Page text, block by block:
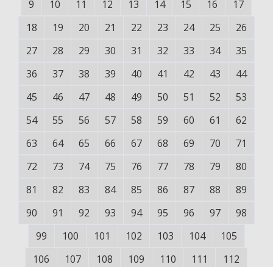
9
10 11 12 13 14 15 16
17
18
19 20 21 22 23 24 25
26
27
28 29 30 31 32 33 34
35
36
37 38 39 40 41 42 43
44
45
46 47 48 49 50 51 52
53
54
55 56 57 58 59 60 61
62
63
64 65 66 67 68 69 70
71
72
73 74 75 76 77 78 79
80
81
82 83 84 85 86 87 88
89
90
91 92 93 94 95 96 97
98
99
100 101 102 103 104
105
106
107 108 109 110 111
112